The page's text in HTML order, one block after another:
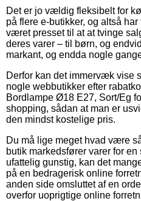
Det er jo vældig fleksibelt for
på flere e-butikker, og altså
været presset til at at tvinge
deres varer – til børn, og
markant, og endda nogle
Derfor kan det immervæk vise
nogle webbutikker efter
Bordlampe Ø18 E27, Sort/Eg
shopping, sådan at man er
den mindst kostelige pris.
Du må lige meget hvad være
butik markedsfører varer for
ufattelig gunstig, kan det
på en bedragerisk online
anden side omsluttet af en
overfor uoprigtige online